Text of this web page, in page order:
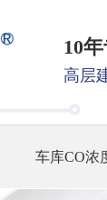
10
高层
车库CO浓